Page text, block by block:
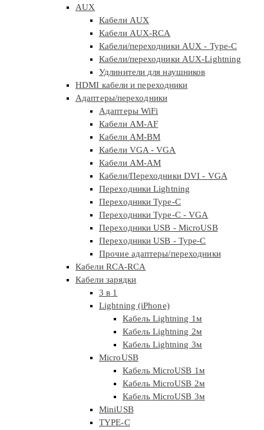
AUX
Кабели AUX
Кабели AUX-RCA
Кабели/переходники AUX - Type-C
Кабели/переходники AUX-Lightning
Удлинители для наушников
HDMI кабели и переходники
Адаптеры/переходники
Адаптеры WiFi
Кабели AM-AF
Кабели AM-BM
Кабели VGA - VGA
Кабели АМ-АМ
Кабели/Переходники DVI - VGA
Переходники Lightning
Переходники Type-C
Переходники Type-C - VGA
Переходники USB - MicroUSB
Переходники USB - Type-C
Прочие адаптеры/переходники
Кабели RCA-RCA
Кабели зарядки
3 в 1
Lightning (iPhone)
Кабель Lightning 1м
Кабель Lightning 2м
Кабель Lightning 3м
MicroUSB
Кабель MicroUSB 1м
Кабель MicroUSB 2м
Кабель MicroUSB 3м
MiniUSB
TYPE-C